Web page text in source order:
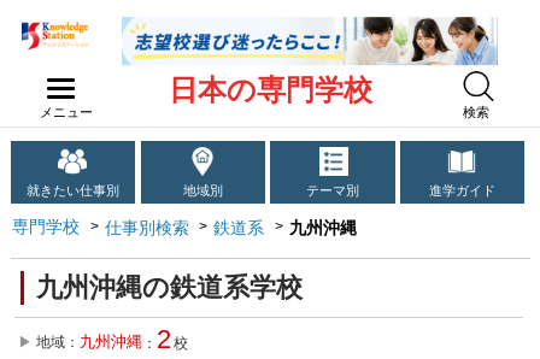
メニュー
日本の専門学校
検索
就きたい仕事別 地域別 テーマ別 進学ガイド
専門学校 仕事別検索 鉄道系 九州沖縄
九州沖縄の鉄道系学校
地域： 九州沖縄 ： 2 校